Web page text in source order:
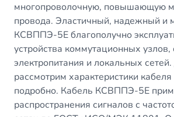
многопроволочную, повышающую
провода. Эластичный, надежный и
КСВППЭ-5Е благополучно
устройства коммутационных узлов,
электропитания и локальных
рассмотрим характеристики
подробно. Кабель КСВППЭ-5Е
распространения сигналов с